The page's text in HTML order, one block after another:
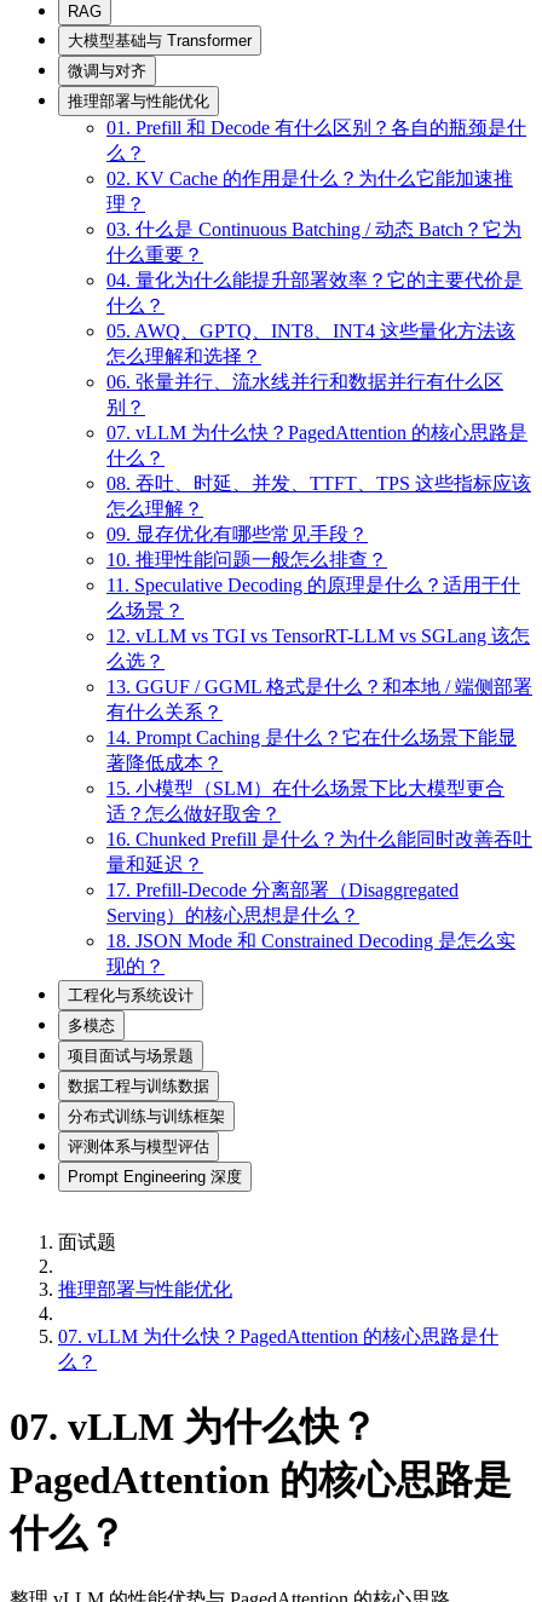
RAG
大模型基础与 Transformer
微调与对齐
推理部署与性能优化
01. Prefill 和 Decode 有什么区别？各自的瓶颈是什
么？
02. KV Cache 的作用是什么？为什么它能加速推
理？
03. 什么是 Continuous Batching / 动态 Batch？它为
什么重要？
04. 量化为什么能提升部署效率？它的主要代价是
什么？
05. AWQ、GPTQ、INT8、INT4 这些量化方法该
怎么理解和选择？
06. 张量并行、流水线并行和数据并行有什么区
别？
07. vLLM 为什么快？PagedAttention 的核心思路是
什么？
08. 吞吐、时延、并发、TTFT、TPS 这些指标应该
怎么理解？
09. 显存优化有哪些常见手段？
10. 推理性能问题一般怎么排查？
11. Speculative Decoding 的原理是什么？适用于什
么场景？
12. vLLM vs TGI vs TensorRT-LLM vs SGLang 该怎
么选？
13. GGUF / GGML 格式是什么？和本地 / 端侧部署
有什么关系？
14. Prompt Caching 是什么？它在什么场景下能显
著降低成本？
15. 小模型（SLM）在什么场景下比大模型更合
适？怎么做好取舍？
16. Chunked Prefill 是什么？为什么能同时改善吞吐
量和延迟？
17. Prefill-Decode 分离部署（Disaggregated
Serving）的核心思想是什么？
18. JSON Mode 和 Constrained Decoding 是怎么实
现的？
工程化与系统设计
多模态
项目面试与场景题
数据工程与训练数据
分布式训练与训练框架
评测体系与模型评估
Prompt Engineering 深度
面试题
推理部署与性能优化
07. vLLM 为什么快？PagedAttention 的核心思路是什
么？
07. vLLM 为什么快？
PagedAttention 的核心思路是
什么？